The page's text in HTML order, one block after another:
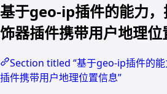
基于geo-ip插件的能力
饰器插件携带用户地理位
Section titled “基于geo-ip插件的
插件携带用户地理位置信息”